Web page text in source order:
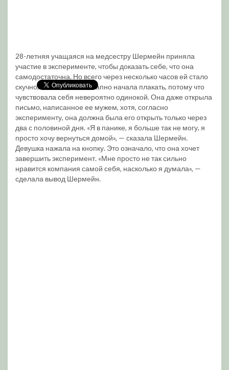
28-летняя учащаяся на медсестру Шермейн приняла
участие в эксперименте, чтобы доказать себе, что она
самодостаточна. Но всего через несколько часов ей стало
скучно, а затем она внезапно начала плакать, потому что
чувствовала себя невероятно одинокой. Она даже открыла
письмо, написанное ее мужем, хотя, согласно
эксперименту, она должна была его открыть только через
два с половиной дня. «Я в панике, я больше так не могу, я
просто хочу вернуться домой», — сказала Шермейн.
Девушка нажала на кнопку. Это означало, что она хочет
завершить эксперимент. «Мне просто не так сильно
нравится компания самой себя, насколько я думала», —
сделала вывод Шермейн.